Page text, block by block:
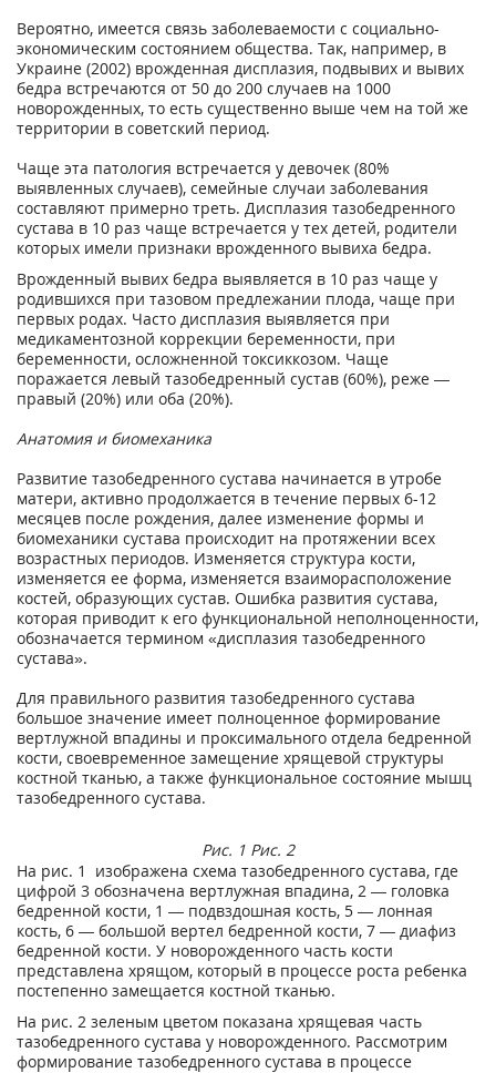
Вероятно, имеется связь заболеваемости с социально-
экономическим состоянием общества. Так, например, в
Украине (2002) врожденная дисплазия, подвывих и вывих
бедра встречаются от 50 до 200 случаев на 1000
новорожденных, то есть существенно выше чем на той же
территории в советский период.
Чаще эта патология встречается у девочек (80%
выявленных случаев), семейные случаи заболевания
составляют примерно треть. Дисплазия тазобедренного
сустава в 10 раз чаще встречается у тех детей, родители
которых имели признаки врожденного вывиха бедра.
Врожденный вывих бедра выявляется в 10 раз чаще у
родившихся при тазовом предлежании плода, чаще при
первых родах. Часто дисплазия выявляется при
медикаментозной коррекции беременности, при
беременности, осложненной токсиккозом. Чаще
поражается левый тазобедренный сустав (60%), реже —
правый (20%) или оба (20%).
Анатомия и биомеханика
Развитие тазобедренного сустава начинается в утробе
матери, активно продолжается в течение первых 6-12
месяцев после рождения, далее изменение формы и
биомеханики сустава происходит на протяжении всех
возрастных периодов. Изменяется структура кости,
изменяется ее форма, изменяется взаиморасположение
костей, образующих сустав. Ошибка развития сустава,
которая приводит к его функциональной неполноценности,
обозначается термином «дисплазия тазобедренного
сустава».
Для правильного развития тазобедренного сустава
большое значение имеет полноценное формирование
вертлужной впадины и проксимального отдела бедренной
кости, своевременное замещение хрящевой структуры
костной тканью, а также функциональное состояние мышц
тазобедренного сустава.
Рис. 1 Рис. 2
На рис. 1 изображена схема тазобедренного сустава, где
цифрой 3 обозначена вертлужная впадина, 2 — головка
бедренной кости, 1 — подвздошная кость, 5 — лонная
кость, 6 — большой вертел бедренной кости, 7 — диафиз
бедренной кости. У новорожденного часть кости
представлена хрящом, который в процессе роста ребенка
постепенно замещается костной тканью.
На рис. 2 зеленым цветом показана хрящевая часть
тазобедренного сустава у новорожденного. Рассмотрим
формирование тазобедренного сустава в процессе